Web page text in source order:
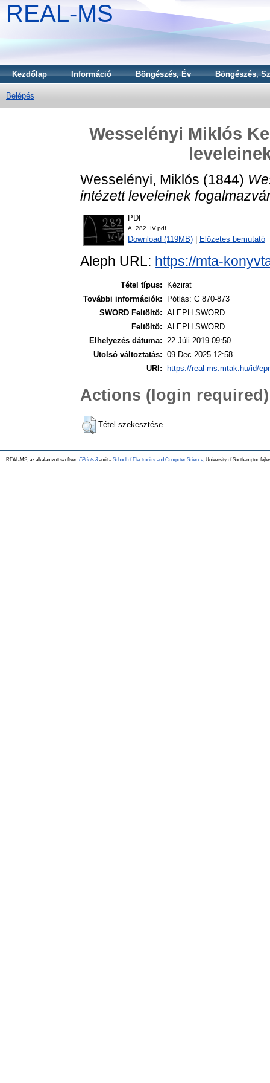
REAL-MS
Kezdőlap Információ Böngészés, Év Böngészés,
Belépés
Wesselényi Miklós
Wesselényi, Miklós (1844)
intézett leveleinek
PDF
A_282_IV.pdf
Download (119MB) Előzetes bemutató
Aleph URL: https://mta-
Tétel típus:
Kézirat
További információk:
Pótlás: C 870-873
SWORD Feltöltő: ALEPH SWORD
Feltöltő: ALEPH SWORD
Elhelyezés dátuma: 22 Júli 2019 09:50
Utolsó változtatás: 09 Dec 2025 12:58
URI:
https://real-ms.mtak.hu/id/
Actions (login required)
Tétel szekesztése
REAL-MS, az alkalamzott szoftver: EPrints 3amit a School of Electronics and Computer Science , University of Southampton